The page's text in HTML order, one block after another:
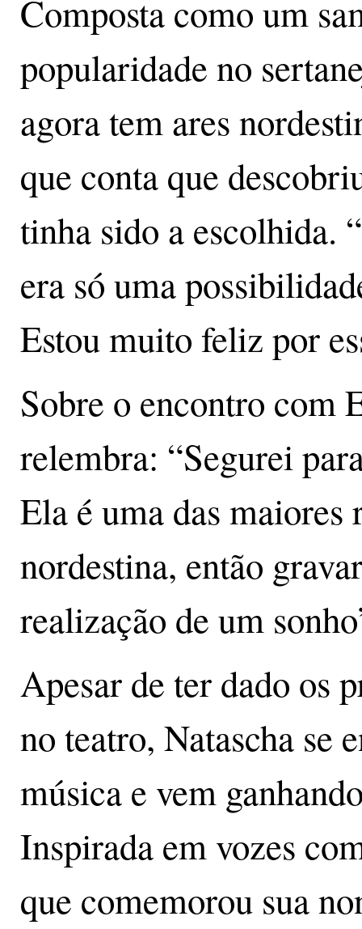
Composta como um
popularidade no
agora tem ares
que conta que
tinha sido a escolhida.
era só uma
Estou muito feliz por
Sobre o encontro com
relembra: “Segurei
Ela é uma das maiores
nordestina, então
realização de um
Apesar de ter dado os
no teatro, Natascha se
música e vem
Inspirada em vozes
que comemorou sua